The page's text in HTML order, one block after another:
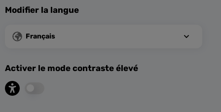
Modifier la langue
Français
Activer le mode contraste élevé